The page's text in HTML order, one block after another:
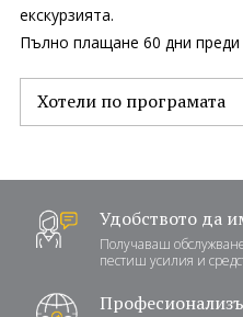
екскурзията.
Пълно плащане 60 дни
Хотели по програмата
Удобството да
Получаваш
пестиш усилия и